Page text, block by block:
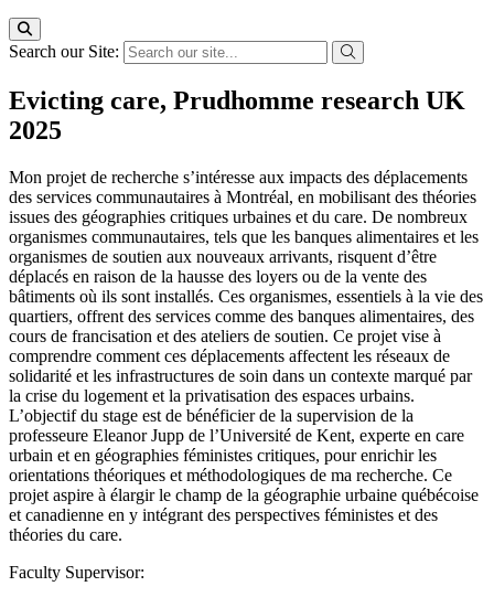
Search our Site:
Evicting care, Prudhomme research UK
2025
Mon projet de recherche s’intéresse aux impacts des déplacements
des services communautaires à Montréal, en mobilisant des théories
issues des géographies critiques urbaines et du care. De nombreux
organismes communautaires, tels que les banques alimentaires et les
organismes de soutien aux nouveaux arrivants, risquent d’être
déplacés en raison de la hausse des loyers ou de la vente des
bâtiments où ils sont installés. Ces organismes, essentiels à la vie des
quartiers, offrent des services comme des banques alimentaires, des
cours de francisation et des ateliers de soutien. Ce projet vise à
comprendre comment ces déplacements affectent les réseaux de
solidarité et les infrastructures de soin dans un contexte marqué par
la crise du logement et la privatisation des espaces urbains.
L’objectif du stage est de bénéficier de la supervision de la
professeure Eleanor Jupp de l’Université de Kent, experte en care
urbain et en géographies féministes critiques, pour enrichir les
orientations théoriques et méthodologiques de ma recherche. Ce
projet aspire à élargir le champ de la géographie urbaine québécoise
et canadienne en y intégrant des perspectives féministes et des
théories du care.
Faculty Supervisor: